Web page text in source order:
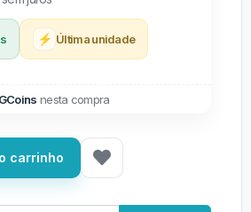
⚡ Última unidade
nesta compra
carrinho